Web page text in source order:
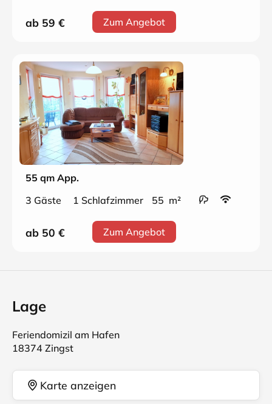
ab 59 € Zum Angebot
55 qm App.
3 Gäste
1 Schlafzimmer 55 m²
ab 50 € Zum Angebot
Lage
Feriendomizil am Hafen
18374 Zingst
Karte anzeigen